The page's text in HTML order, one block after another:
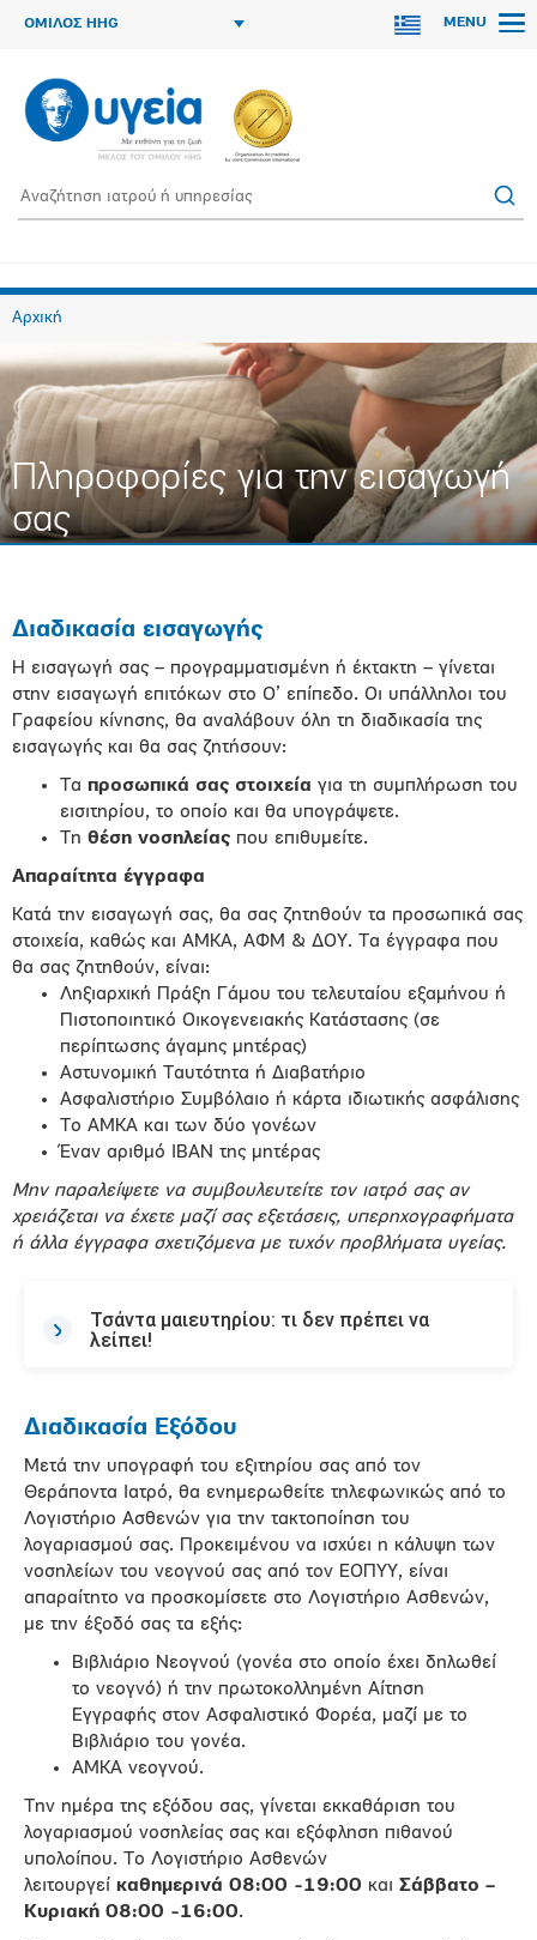
ΟΜΙΛΟΣ HHG MENU
Αρχική
Πληροφορίες για την εισαγωγή
σας
Διαδικασία εισαγωγής
Η εισαγωγή σας – προγραμματισμένη ή έκτακτη – γίνεται
στην εισαγωγή επιτόκων στο Ο’ επίπεδο. Οι υπάλληλοι του
Γραφείου κίνησης, θα αναλάβουν όλη τη διαδικασία της
εισαγωγής και θα σας ζητήσουν:
Τα προσωπικά σας στοιχεία για τη συμπλήρωση του
εισιτηρίου, το οποίο και θα υπογράψετε.
Τη θέση νοσηλείας που επιθυμείτε.
Απαραίτητα έγγραφα
Κατά την εισαγωγή σας, θα σας ζητηθούν τα προσωπικά σας
στοιχεία, καθώς και ΑΜΚΑ, ΑΦΜ & ΔΟΥ. Τα έγγραφα που
θα σας ζητηθούν, είναι:
Ληξιαρχική Πράξη Γάμου του τελευταίου εξαμήνου ή
Πιστοποιητικό Οικογενειακής Κατάστασης (σε
περίπτωσης άγαμης μητέρας)
Αστυνομική Ταυτότητα ή Διαβατήριο
Ασφαλιστήριο Συμβόλαιο ή κάρτα ιδιωτικής ασφάλισης
Το ΑΜΚΑ και των δύο γονέων
Έναν αριθμό IBAN της μητέρας
Μην παραλείψετε να συμβουλευτείτε τον ιατρό σας αν
χρειάζεται να έχετε μαζί σας εξετάσεις, υπερηχογραφήματα
ή άλλα έγγραφα σχετιζόμενα με τυχόν προβλήματα υγείας.
Τσάντα μαιευτηρίου: τι δεν πρέπει να
λείπει!
Διαδικασία Εξόδου
Μετά την υπογραφή του εξιτηρίου σας από τον
Θεράποντα Ιατρό, θα ενημερωθείτε τηλεφωνικώς από το
Λογιστήριο Ασθενών για την τακτοποίηση του
λογαριασμού σας. Προκειμένου να ισχύει η κάλυψη των
νοσηλείων του νεογνού σας από τον ΕΟΠΥΥ, είναι
απαραίτητο να προσκομίσετε στο Λογιστήριο Ασθενών,
με την έξοδό σας τα εξής:
Βιβλιάριο Νεογνού (γονέα στο οποίο έχει δηλωθεί
το νεογνό) ή την πρωτοκολλημένη Αίτηση
Εγγραφής στον Ασφαλιστικό Φορέα, μαζί με το
Βιβλιάριο του γονέα.
ΑΜΚΑ νεογνού.
Την ημέρα της εξόδου σας, γίνεται εκκαθάριση του
λογαριασμού νοσηλείας σας και εξόφληση πιθανού
υπολοίπου. Το Λογιστήριο Ασθενών
λειτουργεί καθημερινά 08:00 -19:00 και Σάββατο –
Κυριακή 08:00 -16:00.